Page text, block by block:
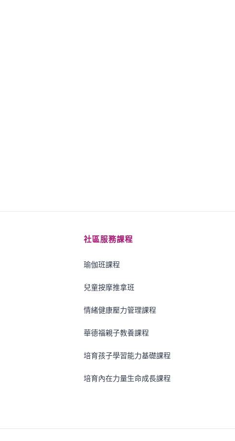
社區服務課程
瑜伽班課程
兒童按摩推拿班
情緒健康壓力管理課程
華德福親子教養課程
培育孩子學習能力基礎課程
培育內在力量生命成長課程